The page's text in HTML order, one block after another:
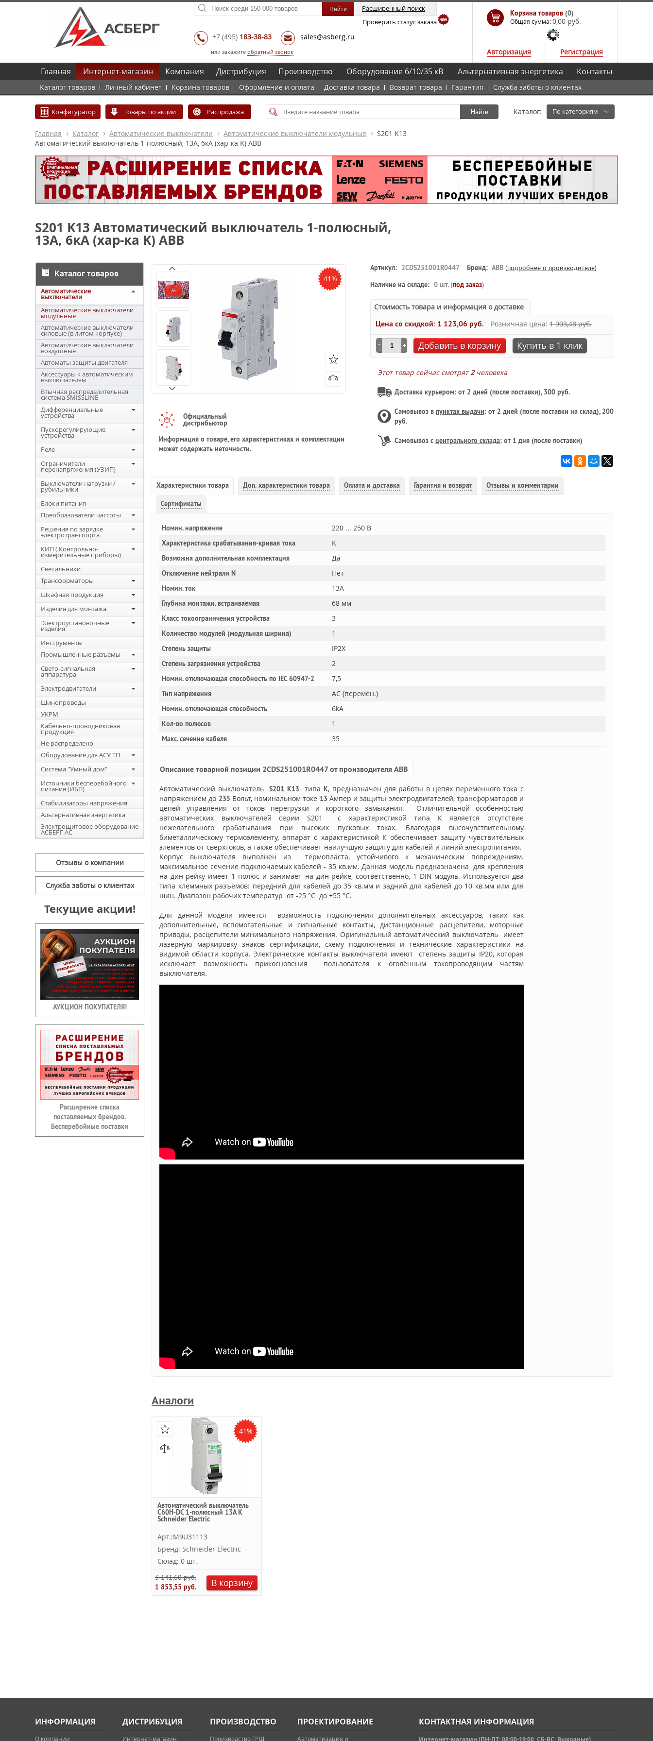
Расширенный поиск
Проверить статус заказа
+7 (495) 183-38-83 sales@asberg.ru
или закажите обратный звонок
Корзина товаров (0)
Общая сумма:0,00 руб.
Авторизация Регистрация
Главная Интернет-магазин
Каталог товаров Личный кабинет Корзина товаров Оформление и оплата Доставка товара Возврат товара Гарантия Служба заботы о клиентах
Компания Дистрибуция Производство Оборудование 6/10/35 кВ Альтернативная энергетика Контакты
Конфигуратор Товары по акции Распродажа Найти Каталог: По категориям
Главная Каталог Автоматические выключатели Автоматические выключатели модульные
S201 K13
Автоматический выключатель 1-полюсный, 13А, 6кА (хар-ка K) ABB
S201 K13 Автоматический выключатель 1-полюсный,
13А, 6кА (хар-ка K) ABB
Каталог товаров
Автоматические
выключатели
Автоматические выключатели
модульные
Автоматические выключатели
силовые (в литом корпусе)
Автоматические выключатели
воздушные
Автоматы защиты двигателя
Аксессуары к автоматическим
выключателям
Втычная распределительная
система SMISSLINE
Дифференциальные
устройства
Пускорегулирующие
устройства
Реле
Ограничители
перенапряжения (УЗИП)
Выключатели нагрузки /
рубильники
Блоки питания
Преобразователи частоты
Решения по зарядке
электротранспорта
КИП ( Контрольно-
измерительные приборы)
Светильники
Трансформаторы
Шкафная продукция
Изделия для монтажа
Электроустановочные
изделия
Инструменты
Промышленные разъемы
Свето-сигнальная
аппаратура
Электродвигатели
Шинопроводы
УКРМ
Кабельно-проводниковая
продукция
Не распределено
Оборудование для АСУ ТП
Система "Умный дом"
Источники бесперебойного
питания (ИБП)
Стабилизаторы напряжения
Альтернативная энергетика
Электрощитовое оборудование
АСБЕРГ АС
Отзывы о компании
Служба заботы о клиентах
Текущие акции!
АУКЦИОН ПОКУПАТЕЛЯ!
Расширение списка
поставляемых брендов.
Бесперебойные поставки
41%
Официальный
дистрибьютор
Информация о товаре, его характеристиках и комплектации
может содержать неточности.
Артикул: 2CDS251001R0447 Бренд: ABB (подробнее о производителе)
Наличие на складе: 0 шт. (под заказ)
Стоимость товара и информация о доставке
Цена со скидкой: 1 123,06 руб. Розничная цена: 1 903,48 руб.
Добавить в корзину Купить в 1 клик
Этот товар сейчас смотрят2человека
Доставка курьером: от 2 дней (после поставки), 300 руб.
Самовывоз в пунктах выдачи: от 2 дней (после поставки на склад), 200
руб.
Самовывоз с центрального склада: от 1 дня (после поставки)
Характеристики товара Доп. характеристики товара Оплата и доставка Гарантия и возврат Отзывы и комментарии
Сертификаты
Номин. напряжение 220 ... 250 В
Характеристика срабатывания-кривая тока K
Возможна дополнительная комплектация Да
Отключение нейтрали N Нет
Номин. ток 13A
Глубина монтажн. встраиваемая 68 мм
Класс токоограничения устройства 3
Количество модулей (модульная ширина) 1
Степень защиты IP2X
Степень загрязнения устройства 2
Номин. отключающая способность по IEC 60947-2 7,5
Тип напряжения AC (перемен.)
Номин. отключающая способность 6kA
Кол-во полюсов 1
Макс. сечение кабеля 35
Описание товарной позиции 2CDS251001R0447 от производителя ABB
Автоматический выключатель S201 K13 типаK, предназначен для работы в цепях переменного тока с
напряжением до 235 Вольт, номинальном токе 13 Ампер и защиты электродвигателей, трансформаторов и
цепей управления от токов перегрузки и короткого замыкания. Отличительной особенностью
автоматических выключателей серии S201 с характеристикой типа К является отсутствие
нежелательного срабатывания при высоких пусковых токах. Благодаря высочувствительному
биметаллическому термоэлементу, аппарат с характеристикой К обеспечивает защиту чувствительных
элементов от сверхтоков, а также обеспечивает наилучшую защиту для кабелей и линий электропитания.
Корпус выключателя выполнен из термопласта, устойчивого к механическим повреждениям.
максимальное сечение подключаемых кабелей - 35 кв.мм. Данная модель предназначена для крепления
на дин-рейку имеет 1 полюс и занимает на дин-рейке, соответственно, 1 DIN-модуль. Используется два
типа клеммных разъёмов: передний для кабелей до 35 кв.мм и задний для кабелей до 10 кв.мм или для
шин. Диапазон рабочих температур от -25 °C до +55 °C.
Для данной модели имеется возможность подключения дополнительных аксессуаров, таких как
дополнительные, вспомогательные и сигнальные контакты, дистанционные расцепители, моторные
приводы, расцепители минимального напряжения. Оригинальный автоматический выключатель имеет
лазерную маркировку знаков сертификации, схему подключения и технические характеристики на
видимой области корпуса. Электрические контакты выключателя имеют степень защиты IP20, которая
исключает возможность прикосновения пользователя к оголённым токопроводящим частям
выключателя.
Аналоги
41%
Автоматический выключатель
C60H-DC 1-полюсный 13A K
Schneider Electric
Арт.:M9U31113
Бренд: Schneider Electric
Склад: 0 шт.
3 141,60 руб.
1 853,55 руб.
В корзину
ИНФОРМАЦИЯ
О компании
ДИСТРИБУЦИЯ
Интернет-магазин
ПРОИЗВОДСТВО
Производство ГРЩ
ПРОЕКТИРОВАНИЕ
Автоматизация и
КОНТАКТНАЯ ИНФОРМАЦИЯ
Интернет-магазин (ПН-ПТ: 08:00-19:00, СБ-ВС: Выходные)